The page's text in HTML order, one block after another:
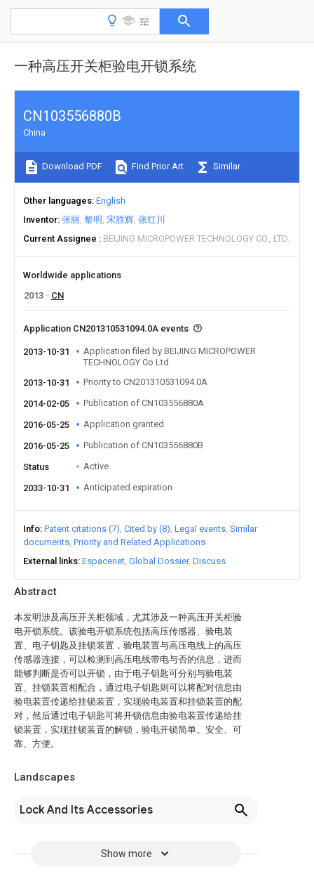
一种高压开关柜验电开锁系统
Abstract
本发明涉及高压开关柜领域，尤其涉及一种高压开关柜验
电开锁系统。该验电开锁系统包括高压传感器、验电装
置、电子钥匙及挂锁装置，验电装置与高压电线上的高压
传感器连接，可以检测到高压电线带电与否的信息，进而
能够判断是否可以开锁，由于电子钥匙可分别与验电装
置、挂锁装置相配合，通过电子钥匙则可以将配对信息由
验电装置传递给挂锁装置，实现验电装置和挂锁装置的配
对，然后通过电子钥匙可将开锁信息由验电装置传递给挂
锁装置，实现挂锁装置的解锁，验电开锁简单、安全、可
靠、方便。
Landscapes
Lock And Its Accessories
Show more
CN103556880B
China
Download PDF Find Prior Art Similar
Other languages English
Inventor 张丽 黎明 宋胜辉 张红川
Current Assignee
BEIJING MICROPOWER TECHNOLOGY CO., LTD.
Worldwide applications
2013
CN
Application CN201310531094.0A events
2013-10-31
Application filed by BEIJING MICROPOWER
TECHNOLOGY Co Ltd
2013-10-31
Priority to CN201310531094.0A
2014-02-05 Publication of CN103556880A
2016-05-25 Application granted
2016-05-25 Publication of CN103556880B
Status Active
2033-10-31 Anticipated expiration
Info Patent citations (7) Cited by (8) Legal events Similar
documents Priority and Related Applications
External links Espacenet Global Dossier Discuss